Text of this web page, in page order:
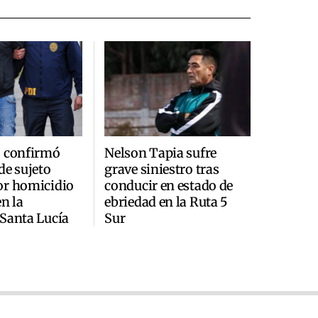
confirmó
sujeto
homicidio
la
Lucía
Nelson Tapia sufre
grave siniestro tras
conducir en estado de
ebriedad en la Ruta 5
Sur